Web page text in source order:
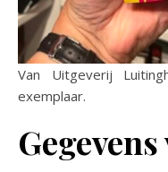
Van Uitgeverij Luitingh-Sijthoff kreeg ik dit recensie-
exemplaar.